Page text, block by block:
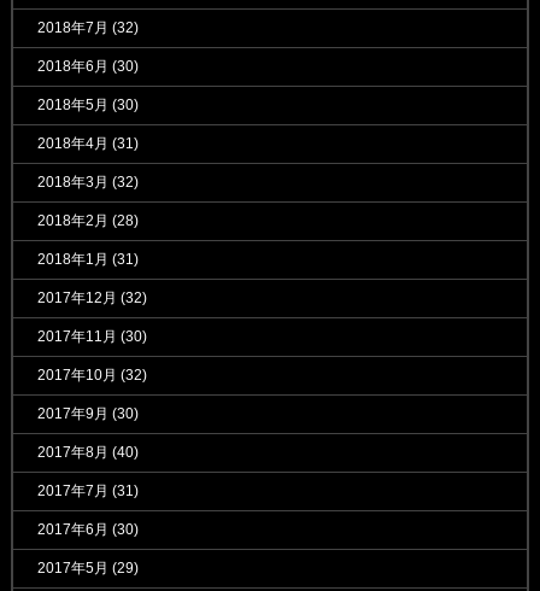
2018年7月 (32)
2018年6月 (30)
2018年5月 (30)
2018年4月 (31)
2018年3月 (32)
2018年2月 (28)
2018年1月 (31)
2017年12月 (32)
2017年11月 (30)
2017年10月 (32)
2017年9月 (30)
2017年8月 (40)
2017年7月 (31)
2017年6月 (30)
2017年5月 (29)